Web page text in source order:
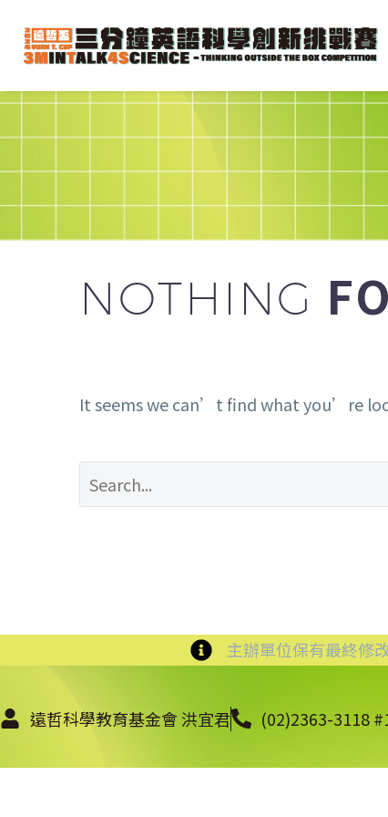
NOTHING
It seems we can’t find what you’re
主辦單位保有最終修
遠哲科學教育基金會 洪宜君 (02)2363-3118